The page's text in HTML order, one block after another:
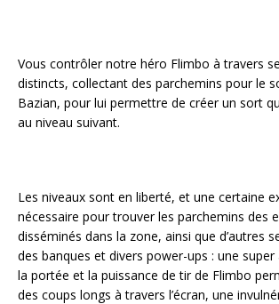
Vous contrôler notre héro Flimbo à travers
distincts, collectant des parchemins pour le
Bazian, pour lui permettre de créer un sort
au niveau suivant.
Les niveaux sont en liberté, et une certaine
nécessaire pour trouver les parchemins des
disséminés dans la zone, ainsi que d’autres
des banques et divers power-ups : une
la portée et la puissance de tir de Flimbo
des coups longs à travers l’écran, une